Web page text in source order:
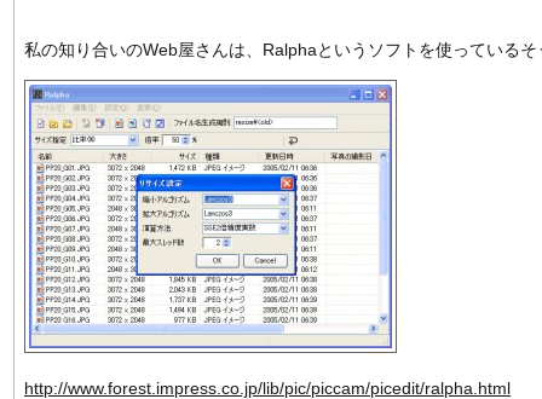
私の知り合いのWeb屋さんは、Ralphaというソフトを使っているそ
http://www.forest.impress.co.jp/lib/pic/piccam/picedit/ralpha.html